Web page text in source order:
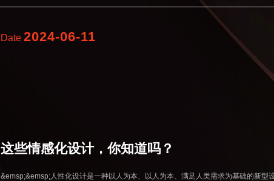
Date2024-06-11
这些情感化设计，你知道吗？
&emsp;&emsp;人性化设计是一种以人为本、以人为本、满足人类需求为基础的新型